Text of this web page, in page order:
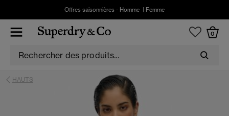
Offres saisonnières - Homme Femme
0
HAUTS